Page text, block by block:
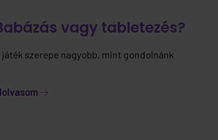
vagy tabletezés?
játék szerepe nagyobb, mint gondolnánk